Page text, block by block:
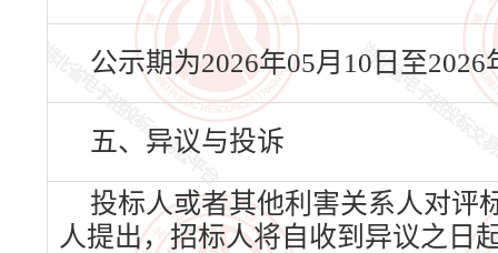
公示期为2026年05月10日至
五、异议与投诉
投标人或者其他利害关系人对评
人提出，招标人将自收到异议之日